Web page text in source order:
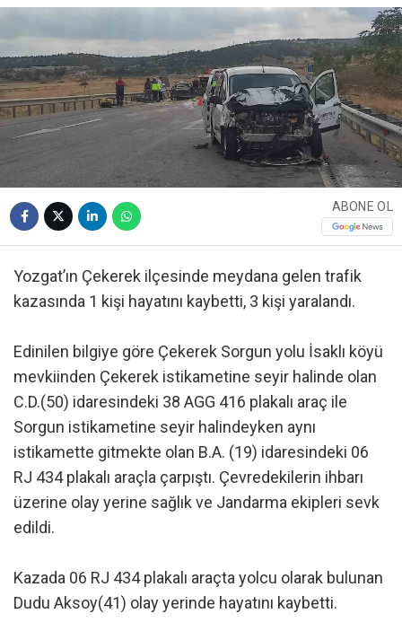
ABONE OL
Yozgat’ın Çekerek ilçesinde meydana gelen trafik
kazasında 1 kişi hayatını kaybetti, 3 kişi yaralandı.
Edinilen bilgiye göre Çekerek Sorgun yolu İsaklı köyü
mevkiinden Çekerek istikametine seyir halinde olan
C.D.(50) idaresindeki 38 AGG 416 plakalı araç ile
Sorgun istikametine seyir halindeyken aynı
istikamette gitmekte olan B.A. (19) idaresindeki 06
RJ 434 plakalı araçla çarpıştı. Çevredekilerin ihbarı
üzerine olay yerine sağlık ve Jandarma ekipleri sevk
edildi.
Kazada 06 RJ 434 plakalı araçta yolcu olarak bulunan
Dudu Aksoy(41) olay yerinde hayatını kaybetti.